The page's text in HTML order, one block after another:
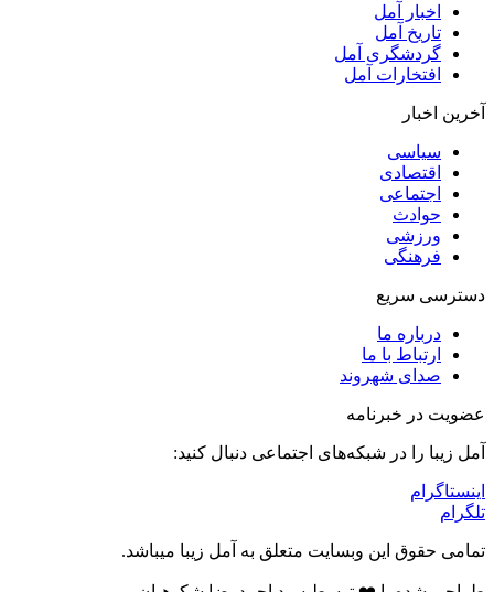
اخبار آمل
تاریخ آمل
گردشگری آمل
افتخارات آمل
آخرین اخبار
سیاسی
اقتصادی
اجتماعی
حوادث
ورزشی
فرهنگی
دسترسی سریع
درباره ما
ارتباط با ما
صدای شهروند
عضویت در خبرنامه
آمل زیبا را در شبکه‌های اجتماعی دنبال کنید:
اینستاگرام
تلگرام
تمامی حقوق این وبسایت متعلق به آمل زیبا میباشد.